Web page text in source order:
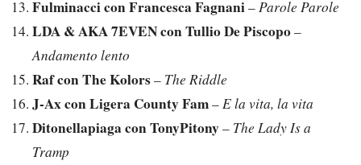
Fulminacci con Francesca Fagnani–Parole Parole
LDA & AKA 7EVEN con Tullio De Piscopo–
Andamento lento
Raf con The Kolors– The Riddle
J-Ax con Ligera County Fam–E la vita, la vita
Ditonellapiaga con TonyPitony– The Lady Is a
Tramp